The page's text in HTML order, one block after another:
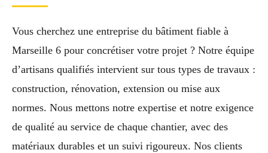
Vous cherchez une entreprise du bâtiment fiable à
Marseille 6 pour concrétiser votre projet ? Notre équipe
d’artisans qualifiés intervient sur tous types de travaux :
construction, rénovation, extension ou mise aux
normes. Nous mettons notre expertise et notre exigence
de qualité au service de chaque chantier, avec des
matériaux durables et un suivi rigoureux. Nos clients